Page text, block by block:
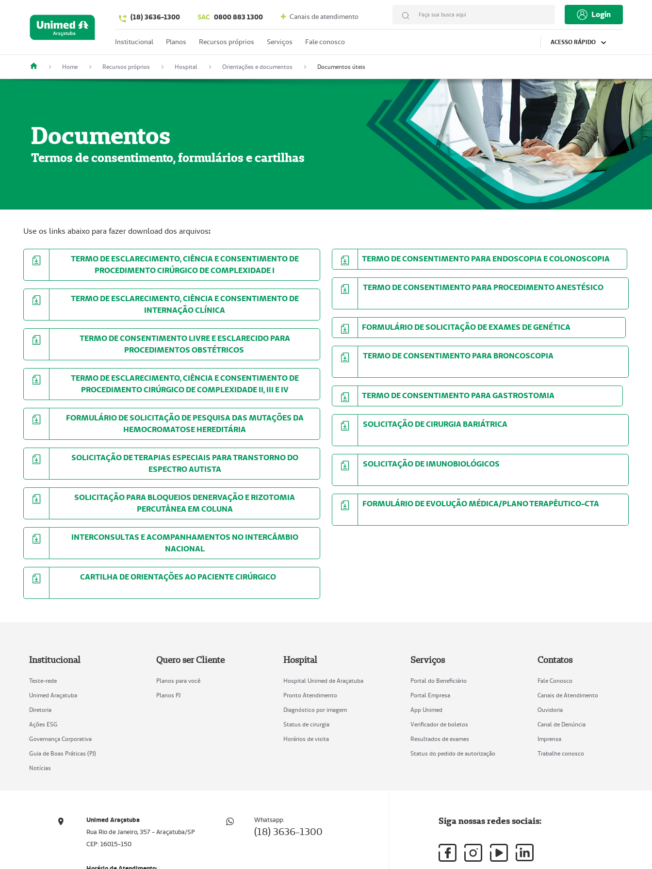
(18) 3636-1300 SAC 0800 883 1300 Canais de atendimento Faça sua busca aqui Login
Institucional Planos Recursos próprios Serviços Fale conosco ACESSO RÁPIDO
Home Recursos próprios Hospital Orientações e documentos Documentos úteis
Documentos
Termos de consentimento, formulários e cartilhas
Use os links abaixo para fazer download dos arquivos:
TERMO DE ESCLARECIMENTO, CIÊNCIA E CONSENTIMENTO DE
PROCEDIMENTO CIRÚRGICO DE COMPLEXIDADE I
TERMO DE ESCLARECIMENTO, CIÊNCIA E CONSENTIMENTO DE
INTERNAÇÃO CLÍNICA
TERMO DE CONSENTIMENTO LIVRE E ESCLARECIDO PARA
PROCEDIMENTOS OBSTÉTRICOS
TERMO DE ESCLARECIMENTO, CIÊNCIA E CONSENTIMENTO DE
PROCEDIMENTO CIRÚRGICO DE COMPLEXIDADE II, III E IV
FORMULÁRIO DE SOLICITAÇÃO DE PESQUISA DAS MUTAÇÕES DA
HEMOCROMATOSE HEREDITÁRIA
SOLICITAÇÃO DE TERAPIAS ESPECIAIS PARA TRANSTORNO DO
ESPECTRO AUTISTA
SOLICITAÇÃO PARA BLOQUEIOS DENERVAÇÃO E RIZOTOMIA
PERCUTÂNEA EM COLUNA
INTERCONSULTAS E ACOMPANHAMENTOS NO INTERCÂMBIO
NACIONAL
CARTILHA DE ORIENTAÇÕES AO PACIENTE CIRÚRGICO
TERMO DE CONSENTIMENTO PARA ENDOSCOPIA E COLONOSCOPIA
TERMO DE CONSENTIMENTO PARA PROCEDIMENTO ANESTÉSICO
FORMULÁRIO DE SOLICITAÇÃO DE EXAMES DE GENÉTICA
TERMO DE CONSENTIMENTO PARA BRONCOSCOPIA
TERMO DE CONSENTIMENTO PARA GASTROSTOMIA
SOLICITAÇÃO DE CIRURGIA BARIÁTRICA
SOLICITAÇÃO DE IMUNOBIOLÓGICOS
FORMULÁRIO DE EVOLUÇÃO MÉDICA/PLANO TERAPÊUTICO-CTA
Institucional
Teste-rede
Unimed Araçatuba
Diretoria
Ações ESG
Governança Corporativa
Guia de Boas Práticas (PJ)
Notícias
Quero ser Cliente
Planos para você
Planos PJ
Hospital
Hospital Unimed de Araçatuba
Pronto Atendimento
Diagnóstico por imagem
Status de cirurgia
Horários de visita
Serviços
Portal do Beneficiário
Portal Empresa
App Unimed
Verificador de boletos
Resultados de exames
Status do pedido de autorização
Contatos
Fale Conosco
Canais de Atendimento
Ouvidoria
Canal de Denúncia
Imprensa
Trabalhe conosco
Unimed Araçatuba
Rua Rio de Janeiro, 357 - Araçatuba/SP
CEP: 16015-150
Whatsapp:
(18) 3636-1300
Siga nossas redes sociais: